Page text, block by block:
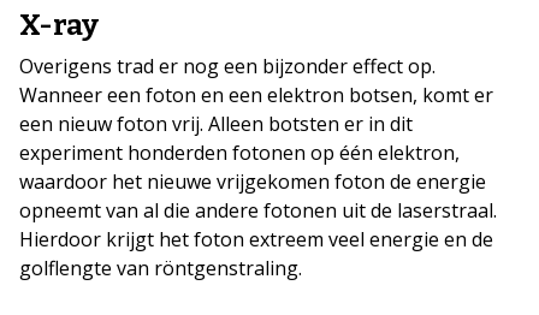
X-ray
Overigens trad er nog een bijzonder effect op.
Wanneer een foton en een elektron botsen, komt er
een nieuw foton vrij. Alleen botsten er in dit
experiment honderden fotonen op één elektron,
waardoor het nieuwe vrijgekomen foton de energie
opneemt van al die andere fotonen uit de laserstraal.
Hierdoor krijgt het foton extreem veel energie en de
golflengte van röntgenstraling.